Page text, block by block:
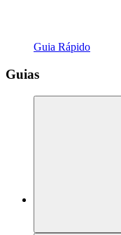
Guia Rápido
Guias